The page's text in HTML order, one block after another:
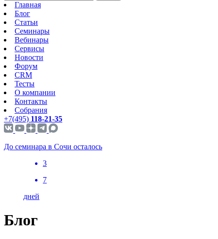
Главная
Блог
Статьи
Семинары
Вебинары
Сервисы
Новости
Форум
CRM
Тесты
О компании
Контакты
Собрания
+7(495) 118-21-35
До семинара в Сочи осталось
3
7
дней
Блог